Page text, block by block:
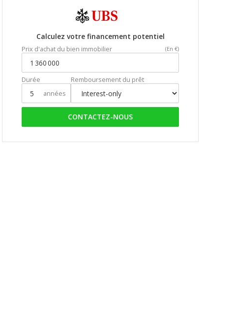
Calculez votre financement potentiel
Prix d'achat du bien immobilier (En €)
Durée
années
Remboursement du prêt
CONTACTEZ-NOUS